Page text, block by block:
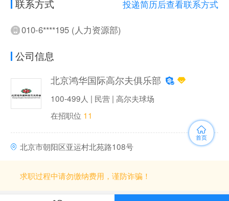
联系方式 投递简历后查看联系方式
010-6****195 (人力资源部)
公司信息
北京鸿华国际高尔夫俱乐部
100-499人 | 民营 | 高尔夫球场
在招职位 11
北京市朝阳区亚运村北苑路108号
求职过程中请勿缴纳费用，谨防诈骗！
首页